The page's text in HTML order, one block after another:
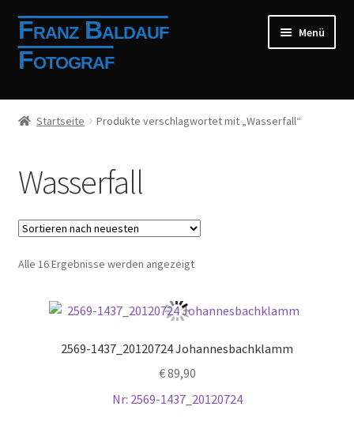
Zur
Navigation
springen
Zum
Inhalt
springen
Franz Baldauf
Fotograf
Menü
Shop
Allgemeine Geschäftsbedingungen
Impressum
Anmelden
Registrierung
Startseite Produkte verschlagwortet mit „Wasserfall“
Wasserfall
Alle 16 Ergebnisse werden angezeigtNach
2569-1437_20120724 Johannesbachklamm
€89,90
Nr: 2569-1437_20120724